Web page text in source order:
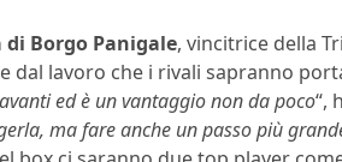
di Borgo Panigale, vincitrice della
lavoro che i rivali sapranno
ed è un vantaggio non da poco“,
ma fare anche un passo più